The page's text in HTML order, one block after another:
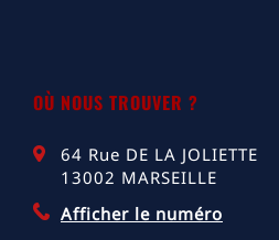
OÙ NOUS TROUVER ?
64 Rue DE LA JOLIETTE
13002 MARSEILLE
Afficher le numéro